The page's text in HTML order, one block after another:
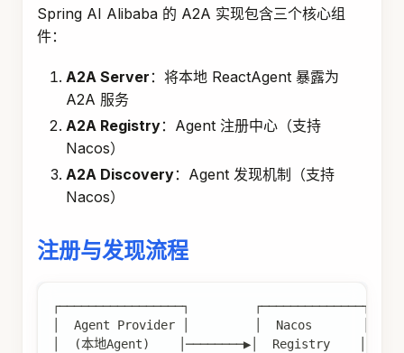
Spring AI Alibaba 的 A2A 实现包含三个核心组
件：
A2A Server ：将本地 ReactAgent 暴露为
A2A 服务
A2A Registry：Agent 注册中心（支持
Nacos）
A2A Discovery：Agent 发现机制（支持
Nacos）
注册与发现流程
┌─────────────────┐         ┌──────────────┐
│  Agent Provider │         │  Nacos       │
│  (本地Agent)    │────────▶│  Registry